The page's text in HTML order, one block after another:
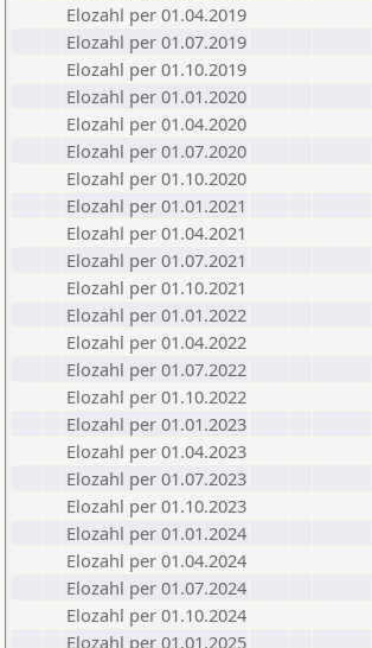
Elozahl per 01.04.2019
Elozahl per 01.07.2019
Elozahl per 01.10.2019
Elozahl per 01.01.2020
Elozahl per 01.04.2020
Elozahl per 01.07.2020
Elozahl per 01.10.2020
Elozahl per 01.01.2021
Elozahl per 01.04.2021
Elozahl per 01.07.2021
Elozahl per 01.10.2021
Elozahl per 01.01.2022
Elozahl per 01.04.2022
Elozahl per 01.07.2022
Elozahl per 01.10.2022
Elozahl per 01.01.2023
Elozahl per 01.04.2023
Elozahl per 01.07.2023
Elozahl per 01.10.2023
Elozahl per 01.01.2024
Elozahl per 01.04.2024
Elozahl per 01.07.2024
Elozahl per 01.10.2024
Elozahl per 01.01.2025